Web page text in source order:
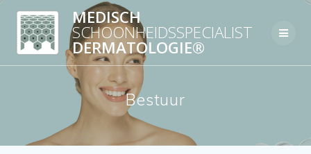
content
MEDISCH
SCHOONHEIDSSPECIALIST
DERMATOLOGIE®
Bestuur